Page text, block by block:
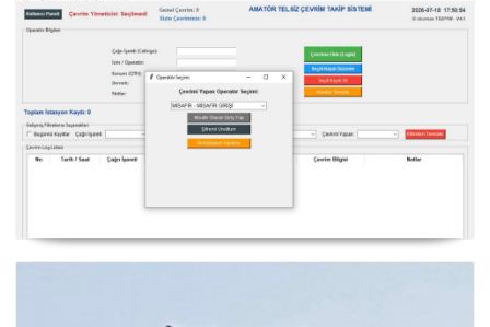
NexQso Telsiz Çevrim Kayıt Programı Güncelleme